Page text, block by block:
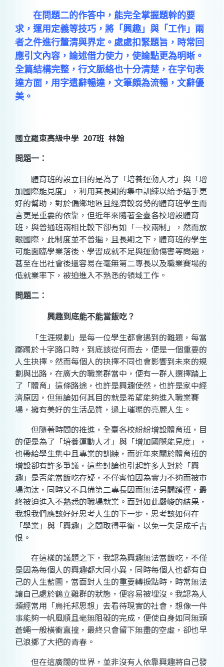
在問題二的作答中，能完全掌握題幹的要
求，運用定義等技巧，將「興趣」與「工作」兩
者之件進行釐清與界定。處處扣緊題旨，時常回
應引文內容，論述借力使力，使論點更為明晰。
全篇結構完整，行文脈絡也十分清楚，在字句表
達方面，用字遣辭暢達，文筆頗為流暢，文辭優
美。
國立羅東高級中學 207班 林翰
問題一：
體育班的設立目的是為了「培養運動人才」與「增
加國際能見度」，利用其長期的集中訓練以給予選手更
好的幫助，對於偏鄉地區且經濟較弱勢的體育班學生而
言更是重要的依靠，但近年來隨著全臺各校增設體育
班，與普通班兩相比較下卻有如「一校兩制」，然而放
眼國際，此制度並不普遍，且長期之下，體育班的學生
可能面臨學業落後、學習成就不足與運動傷害等問題，
甚至在出社會後還容易在毫無第二專長以及職業賽場的
低就業率下，被迫進入不熟悉的領域工作。
問題二：
興趣到底能不能當飯吃？
「生涯規劃」是每一位學生都會遇到的難題，每當
躑躅於十字路口時，到底該從何而去，便是一個重要的
人生抉擇。然而每個人的抉擇不同也會影響到未來的規
劃與出路，在廣大的職業群當中，便有一群人選擇踏上
了「體育」這條路途，也許是興趣使然，也許是家中經
濟原因，但無論如何其目的就是希望能夠進入職業賽
場，擁有美好的生活品質，過上璀璨的亮麗人生。
但隨著時間的推進，全臺各校紛紛增設體育班，目
的便是為了「培養運動人才」與「增加國際能見度」，
也帶給學生集中且專業的訓練，而近年來關於體育班的
增設卻有許多爭議，這些討論也引起許多人對於「興
趣」是否能當飯吃存疑，不僅害怕因為實力不夠而被市
場淘汰，同時又不具備第二專長因而無法另闢蹊徑，最
終被迫進入不熟悉的職場就業。面對如此嚴峻的結果，
我想我們應該好好思考人生的下一步，思考該如何在
「學業」與「興趣」之間取得平衡，以免一失足成千古
恨。
在這樣的議題之下，我認為興趣無法當飯吃，不僅
是因為每個人的興趣都大同小異，同時每個人也都有自
己的人生藍圖，當面對人生的重要轉捩點時，時常無法
讓自己處於鶴立雞群的狀態，便容易被埋沒。我認為人
類經常用「烏托邦思想」去看待現實的社會，想像一件
事能夠一帆風順且毫無阻礙的完成，便使自身如同無頭
蒼蠅一般橫衝直撞，最終只會留下無盡的空虛，卻也早
已浪擲了大把的青春。
但在這廣闊的世界，並非沒有人依靠興趣將自己發